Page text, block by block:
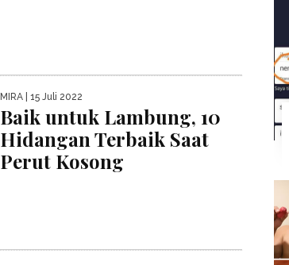
MIRA | 15 Juli 2022
Baik untuk Lambung, 10
Hidangan Terbaik Saat
Perut Kosong